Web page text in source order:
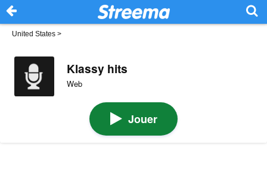
United States >
Klassy hits
Web
Jouer